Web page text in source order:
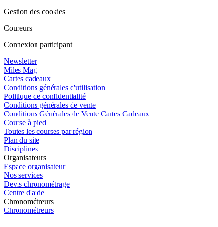
Gestion des cookies
Coureurs
Connexion participant
Newsletter
Miles Mag
Cartes cadeaux
Conditions générales d'utilisation
Politique de confidentialité
Conditions générales de vente
Conditions Générales de Vente Cartes Cadeaux
Course à pied
Toutes les courses par région
Plan du site
Disciplines
Organisateurs
Espace organisateur
Nos services
Devis chronométrage
Centre d'aide
Chronométreurs
Chronométreurs